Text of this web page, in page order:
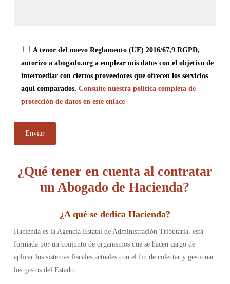
A tenor del nuevo Reglamento (UE) 2016/67,9 RGPD,
autorizo a abogado.org a emplear mis datos con el objetivo de
intermediar con ciertos proveedores que ofrecen los servicios
aquí comparados. Consulte nuestra política completa de
protección de datos en este enlace
¿Qué tener en cuenta al contratar
un Abogado de Hacienda?
¿A qué se dedica Hacienda?
Hacienda es la Agencia Estatal de Administración Tributaria, está
formada por un conjunto de organismos que se hacen cargo de
aplicar los sistemas fiscales actuales con el fin de colectar y gestionar
los gastos del Estado.